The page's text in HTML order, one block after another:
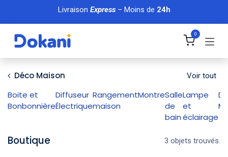
Se rendre au contenu
Livraison Express– Moins de 24h
0
Déco Maison Voir tout
Boite et
Bonbonnière
Diffuseur
Électrique
Rangement
maison
MontreSalle
de
bain
Lampe
et
éclairage
Boutique 3 objets trouvés.